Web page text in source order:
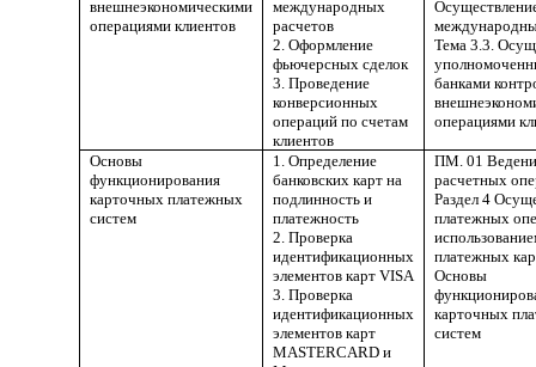
внешнеэкономическими
операциями клиентов
международных
расчетов
2. Оформление
фьючерсных сделок
3. Проведение
конверсионных
операций по счетам
клиентов
Тема 3.3.
банками
операциями
Основы
функционирования
карточных платежных
систем
1. Определение
банковских карт на
подлинность и
платежность
2. Проверка
идентификационных
элементов карт VISA
3. Проверка
идентификационных
элементов карт
MASTERCARD и
ПМ. 01
расчетных
Раздел 4
платежных
платежных
Основы
карточных
систем